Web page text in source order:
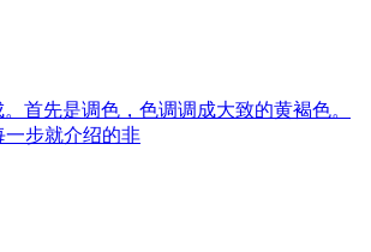
首先是调色，色调调成大致的黄褐色。
步就介绍的非